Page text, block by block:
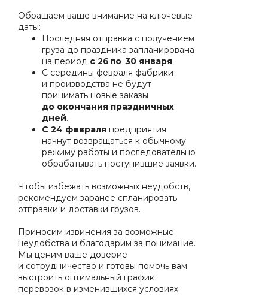
Обращаем ваше внимание на ключевые
даты:
Последняя отправка с получением
груза до праздника запланирована
на период с 26 по 30 января.
С середины февраля фабрики
и производства не будут
принимать новые заказы
до окончания праздничных
дней.
С 24 февраля предприятия
начнут возвращаться к обычному
режиму работы и последовательно
обрабатывать поступившие заявки.
Чтобы избежать возможных неудобств,
рекомендуем заранее спланировать
отправки и доставки грузов.
Приносим извинения за возможные
неудобства и благодарим за понимание.
Мы ценим ваше доверие
и сотрудничество и готовы помочь вам
выстроить оптимальный график
перевозок в изменившихся условиях.